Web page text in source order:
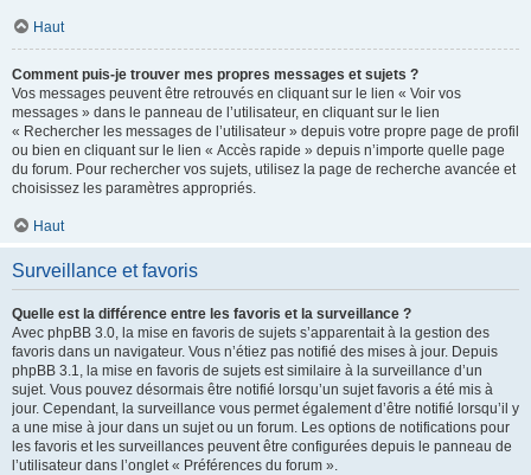
Haut
Comment puis-je trouver mes propres messages et sujets ?
Vos messages peuvent être retrouvés en cliquant sur le lien « Voir vos
messages » dans le panneau de l’utilisateur, en cliquant sur le lien
« Rechercher les messages de l’utilisateur » depuis votre propre page de profil
ou bien en cliquant sur le lien « Accès rapide » depuis n’importe quelle page
du forum. Pour rechercher vos sujets, utilisez la page de recherche avancée et
choisissez les paramètres appropriés.
Haut
Surveillance et favoris
Quelle est la différence entre les favoris et la surveillance ?
Avec phpBB 3.0, la mise en favoris de sujets s’apparentait à la gestion des
favoris dans un navigateur. Vous n’étiez pas notifié des mises à jour. Depuis
phpBB 3.1, la mise en favoris de sujets est similaire à la surveillance d’un
sujet. Vous pouvez désormais être notifié lorsqu’un sujet favoris a été mis à
jour. Cependant, la surveillance vous permet également d’être notifié lorsqu’il y
a une mise à jour dans un sujet ou un forum. Les options de notifications pour
les favoris et les surveillances peuvent être configurées depuis le panneau de
l’utilisateur dans l’onglet « Préférences du forum ».